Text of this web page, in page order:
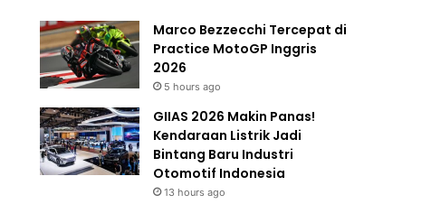
Marco Bezzecchi Tercepat di
Practice MotoGP Inggris
2026
5 hours ago
GIIAS 2026 Makin Panas!
Kendaraan Listrik Jadi
Bintang Baru Industri
Otomotif Indonesia
13 hours ago